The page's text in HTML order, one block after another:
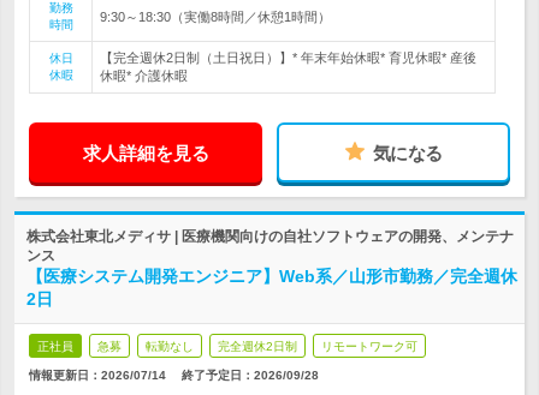
勤務
時間
9:30～18:30（実働8時間／休憩1時間）
休日
休暇
【完全週休2日制（土日祝日）】* 年末年始休暇* 育児休暇* 産後
休暇* 介護休暇
求人詳細を見る 気になる
株式会社東北メディサ | 医療機関向けの自社ソフトウェアの開発、メンテナ
ンス
【医療システム開発エンジニア】Web系／山形市勤務／完全週休
2日
正社員 急募 転勤なし 完全週休2日制 リモートワーク可
情報更新日：2026/07/14 終了予定日： 2026/09/28